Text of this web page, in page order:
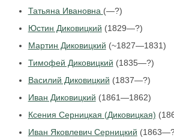
Татьяна Ивановна (—?)
Юстин Диковицкий (1829—?)
Мартин Диковицкий (~1827—1831)
Тимофей Диковицкий (1835—?)
Василий Диковицкий (1837—?)
Иван Диковицкий (1861—1862)
Ксения Серницкая (Диковицкая)
Иван Яковлевич Серницкий